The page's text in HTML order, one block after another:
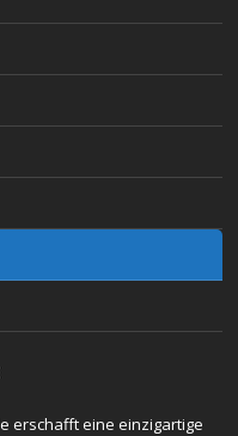
erschafft eine einzigartige